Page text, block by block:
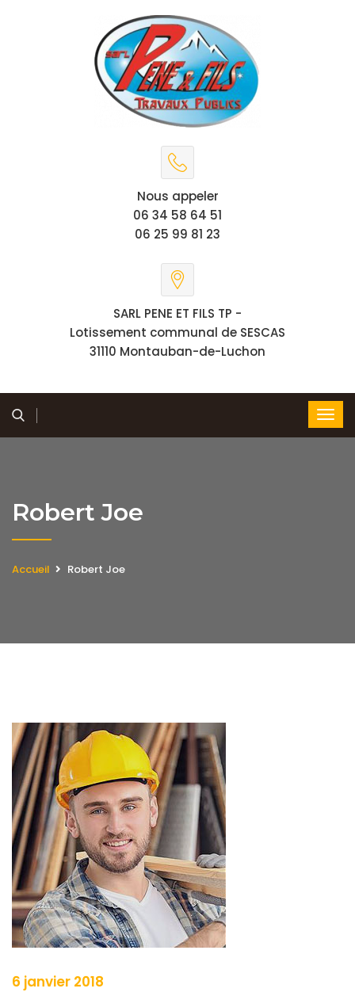
Nous appeler
06 34 58 64 51
06 25 99 81 23
SARL PENE ET FILS TP -
Lotissement communal de SESCAS
31110 Montauban-de-Luchon
Robert Joe
Accueil Robert Joe
6 janvier 2018